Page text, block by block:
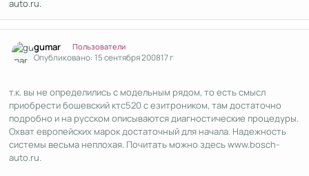
auto.ru.
gumar Пользователи
Опубликовано:15 сентября 200817 г
т.к. вы не определились с модельным рядом, то есть смысл
приобрести бошевский ктс520 с езитроником, там достаточно
подробно и на русском описываются диагностические процедуры.
Охват европейских марок достаточный для начала. Надежность
системы весьма неплохая. Почитать можно здесь www.bosch-
auto.ru.